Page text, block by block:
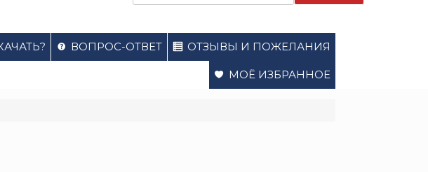
ВОПРОС-ОТВЕТ ОТЗЫВЫ И ПОЖЕЛАНИЯ
МОЁ ИЗБРАННОЕ